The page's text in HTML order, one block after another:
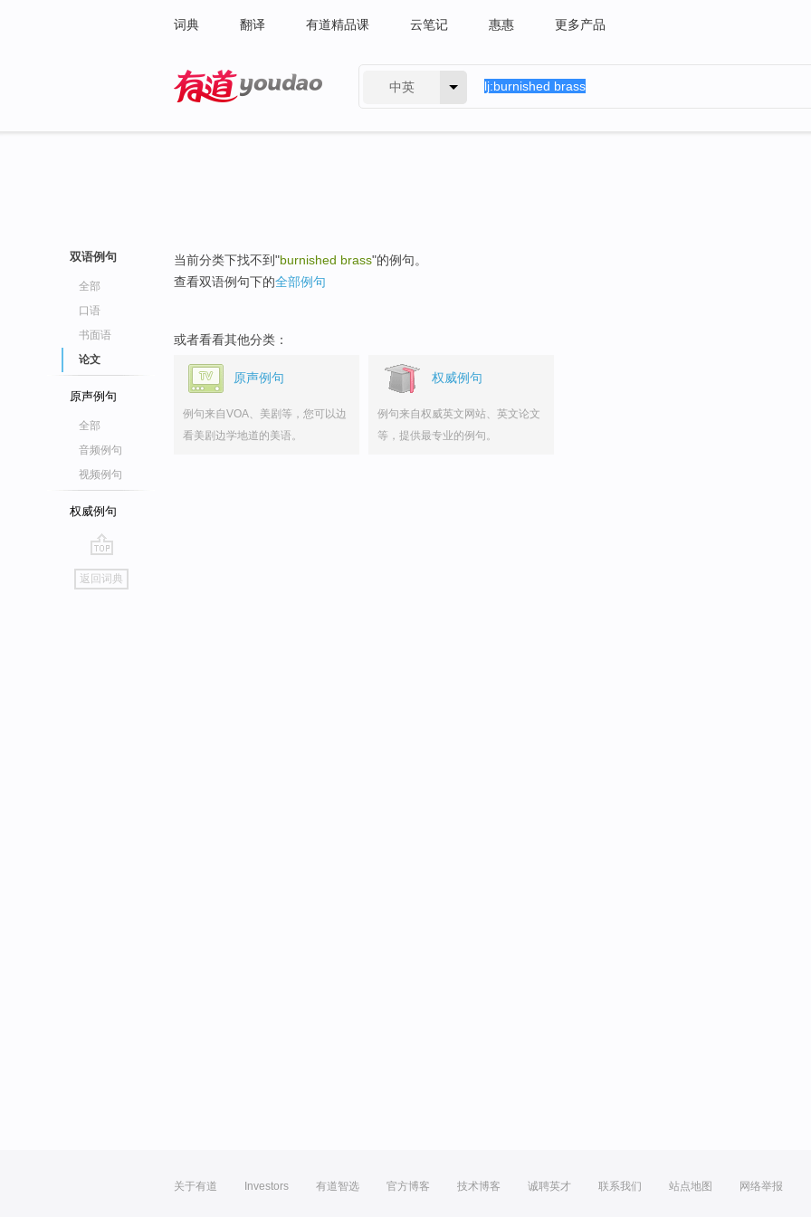
词典 翻译 有道精品课 云笔记 惠惠 更多产品
中英
双语例句
全部
口语
书面语
论文
原声例句
全部
音频例句
视频例句
权威例句
go
top
返回词典
当前分类下找不到"burnished brass"的例句。
查看双语例句下的全部例句
或者看看其他分类：
原声例句
例句来自VOA、美剧等，您可以边
看美剧边学地道的美语。
权威例句
例句来自权威英文网站、英文论文
等，提供最专业的例句。
关于有道 Investors 有道智选 官方博客 技术博客 诚聘英才 联系我们 站点地图 网络举报